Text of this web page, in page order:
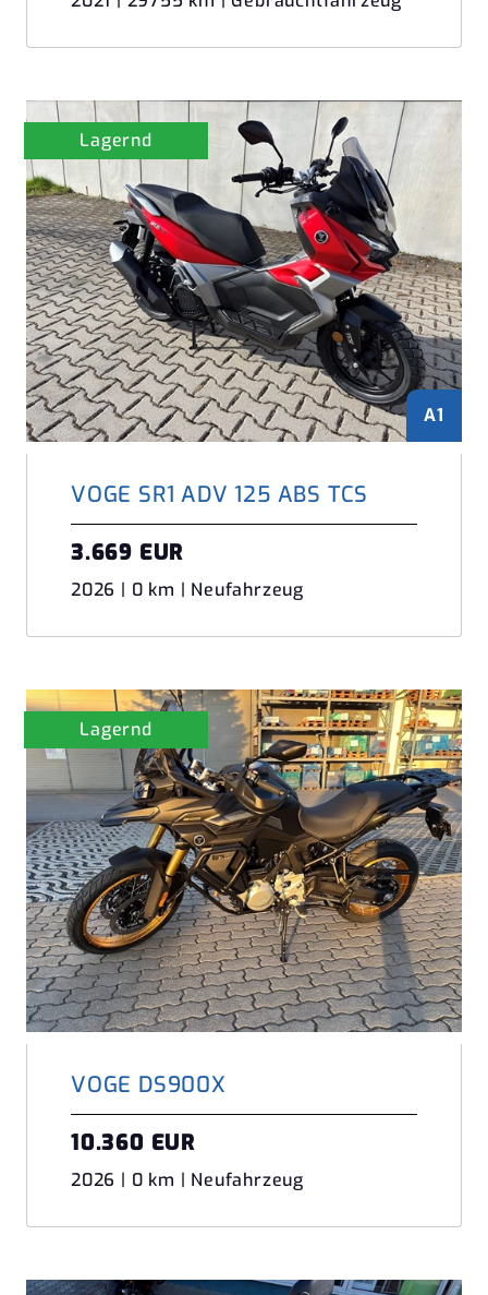
A1
Lagernd
VOGE SR1 ADV 125 ABS TCS
3.669 EUR
2026 | 0 km | Neufahrzeug
Lagernd
VOGE DS900X
10.360 EUR
2026 | 0 km | Neufahrzeug